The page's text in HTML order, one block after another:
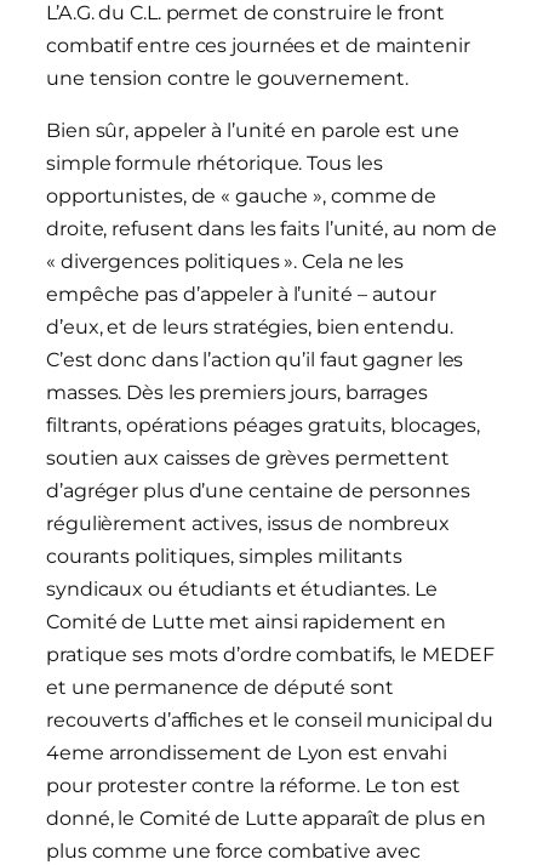
L’A.G. du C.L. permet de construire le front
combatif entre ces journées et de maintenir
une tension contre le gouvernement.
Bien sûr, appeler à l’unité en parole est une
simple formule rhétorique. Tous les
opportunistes, de « gauche », comme de
droite, refusent dans les faits l’unité, au nom de
« divergences politiques ». Cela ne les
empêche pas d’appeler à l’unité – autour
d’eux, et de leurs stratégies, bien entendu.
C’est donc dans l’action qu’il faut gagner les
masses. Dès les premiers jours, barrages
filtrants, opérations péages gratuits, blocages,
soutien aux caisses de grèves permettent
d’agréger plus d’une centaine de personnes
régulièrement actives, issus de nombreux
courants politiques, simples militants
syndicaux ou étudiants et étudiantes. Le
Comité de Lutte met ainsi rapidement en
pratique ses mots d’ordre combatifs, le MEDEF
et une permanence de député sont
recouverts d’affiches et le conseil municipal du
4eme arrondissement de Lyon est envahi
pour protester contre la réforme. Le ton est
donné, le Comité de Lutte apparaît de plus en
plus comme une force combative avec